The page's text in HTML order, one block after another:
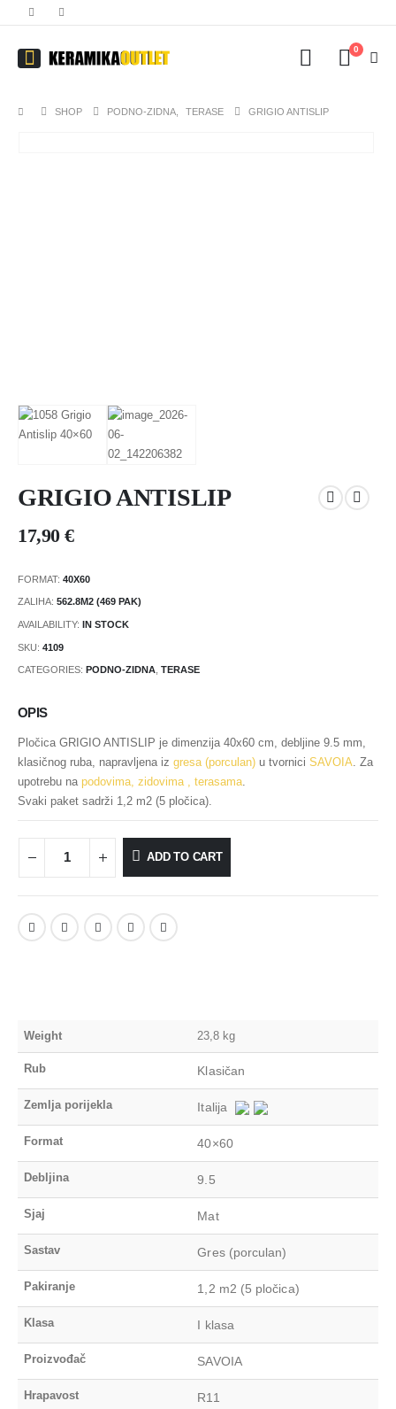
0
SHOP PODNO-ZIDNA TERASE GRIGIO ANTISLIP
GRIGIO ANTISLIP
17,90€
FORMAT: 40X60
ZALIHA: 562.8M2 (469 PAK)
AVAILABILITY: IN STOCK
SKU: 4109
CATEGORIES: PODNO-ZIDNA, TERASE
OPIS
Pločica GRIGIO ANTISLIP je dimenzija 40x60 cm, debljine 9.5 mm,
klasičnog ruba, napravljena iz gresa (porculan) u tvornici SAVOIA. Za
upotrebu na podovima, zidovima , terasama.
Svaki paket sadrži 1,2 m2 (5 pločica).
ADD TO CART
Weight 23,8 kg
Rub Klasičan
Zemlja porijekla Italija
Format 40×60
Debljina 9.5
Sjaj Mat
Sastav Gres (porculan)
Pakiranje 1,2 m2 (5 pločica)
Klasa I klasa
Proizvođač SAVOIA
Hrapavost R11